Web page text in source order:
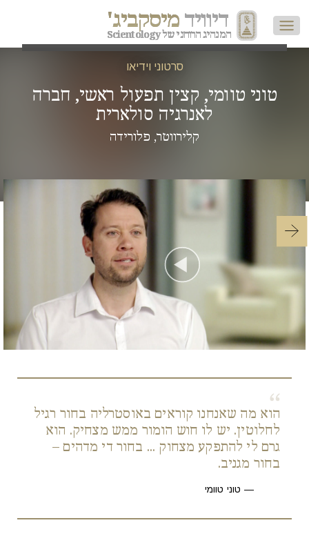
דיוויד מיסקביג'
המנהיג הרוחני של Scientology
סרטוני וידיאו
טוני טוומי, קצין תפעול ראשי, חברה
לאנרגיה סולארית
קלירווטר, פלורידה
Play
Video
הוא מה שאנחנו קוראים באוסטרליה בחור רגיל
לחלוטין. יש לו חוש הומור ממש מצחיק. הוא
גרם לי להתפקע מצחוק ... בחור די מדהים –
בחור מגניב.
טוני טוומי